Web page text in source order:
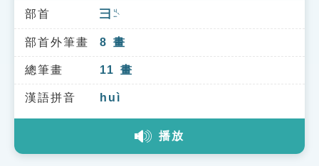
索引選單
知識索引
單字索引
生命大百科索引
部首 彐 ㄐㄧˋ
部首外筆畫 8 畫
總筆畫 11 畫
漢語拼音 huì
播放